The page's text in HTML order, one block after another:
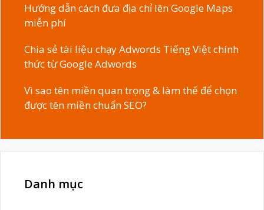
Hướng dẫn cách đưa địa chỉ lên Google Maps
miễn phí
Chia sẻ tài liệu chạy Adwords Tiếng Việt chính
thức từ Google Adwords
Vì sao tên miền quan trọng & làm thế để chọn
được tên miền chuẩn SEO?
Danh mục